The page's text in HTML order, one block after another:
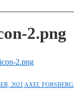
2.png
2.png
2021AXEL FORSBERG